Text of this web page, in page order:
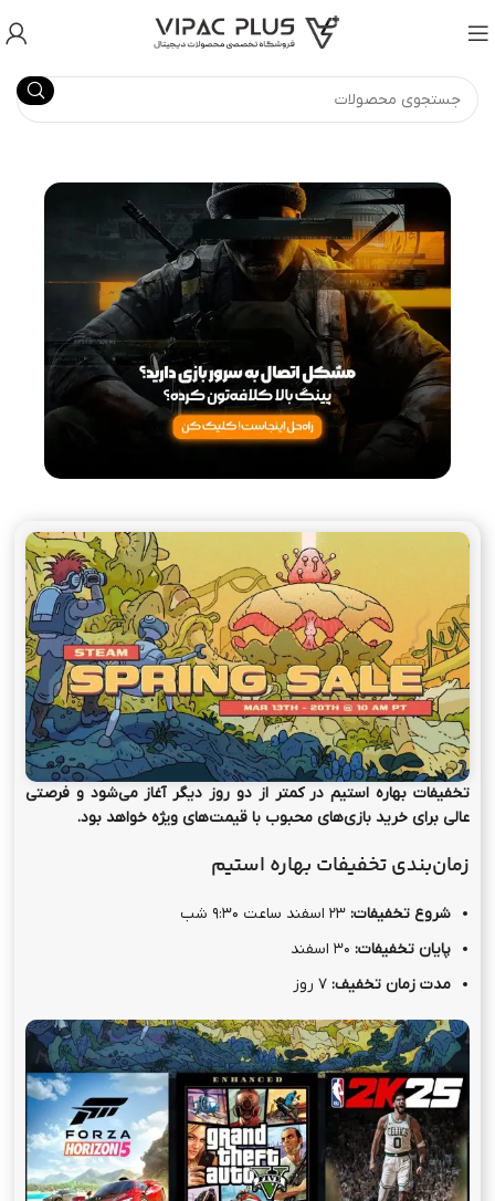
تخفیفات بهاره استیم در کمتر از دو روز دیگر آغاز می‌شود و فرصتی
عالی برای خرید بازی‌های محبوب با قیمت‌های ویژه خواهد بود.
زمان‌بندی تخفیفات بهاره استیم
شروع تخفیفات: ۲۳ اسفند ساعت ۹:۳۰ شب
پایان تخفیفات:
مدت زمان تخفیف: ۷ روز